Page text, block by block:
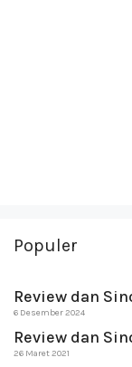
Populer
Review dan
6 Desember 2024
Review dan
26 Maret 2021